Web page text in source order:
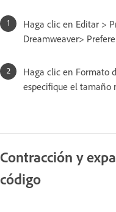
Haga clic en Editar >
Dreamweaver>
Haga clic en Formato
especifique el tamaño
Contracción y
código